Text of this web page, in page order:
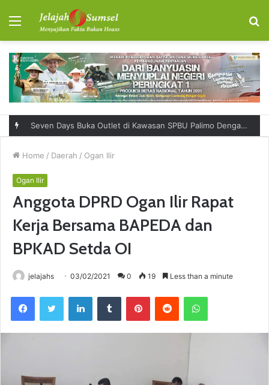
Menu
Seven Days Buka Outlet di Kawasan SPBU Palimo Dengan Konsep One Stop Hangout Destination
Home / Daerah / Ogan Ilir
Ogan Ilir
Anggota DPRD Ogan Ilir Rapat
Kerja Bersama BAPEDA dan
BPKAD Setda OI
jelajahs 03/02/2021 0 19 Less than a minute